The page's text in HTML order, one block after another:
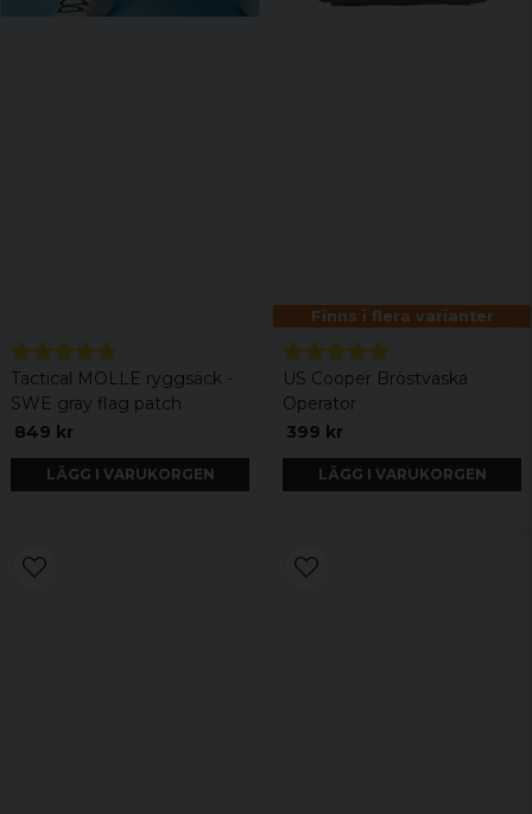
Tactical MOLLE ryggsäck -
SWE gray flag patch
849 kr
LÄGG I VARUKORGEN
Finns i flera varianter
US Cooper Bröstväska
Operator
399 kr
LÄGG I VARUKORGEN